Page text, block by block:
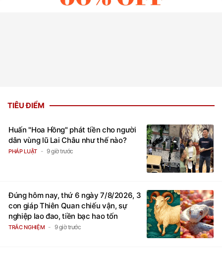
TIÊU ĐIỂM
Huấn "Hoa Hồng" phát tiền cho người
dân vùng lũ Lai Châu như thế nào?
PHÁP LUẬT 9 giờ trước
Đúng hôm nay, thứ 6 ngày 7/8/2026, 3
con giáp Thiên Quan chiếu vận, sự
nghiệp lao đao, tiền bạc hao tốn
TRẮC NGHIỆM 9 giờ trước